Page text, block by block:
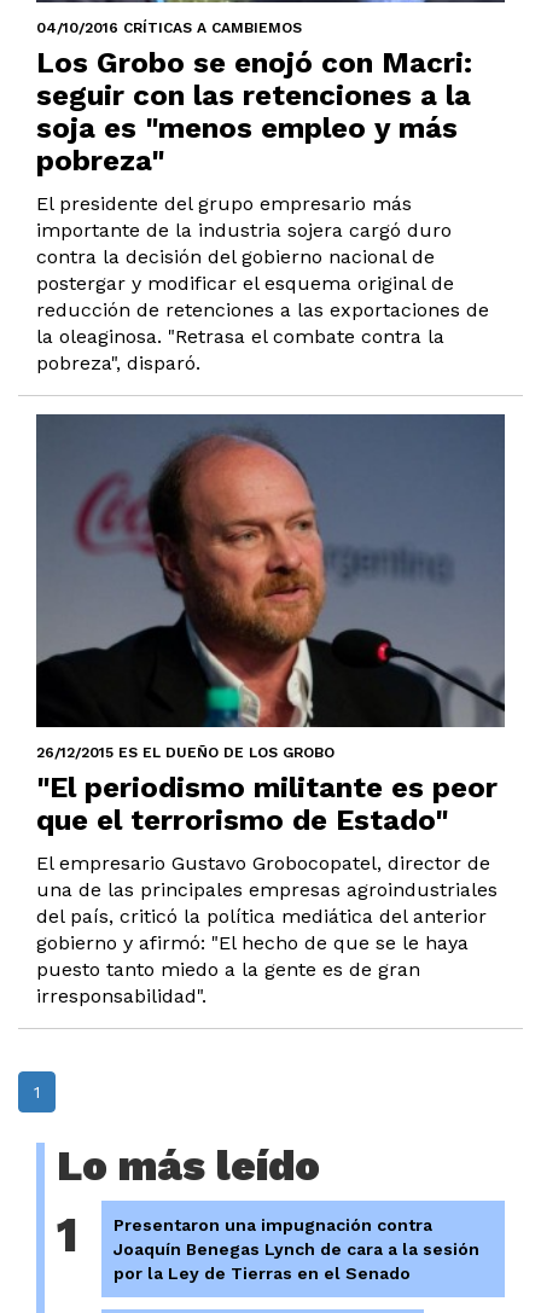
04/10/2016 CRÍTICAS A CAMBIEMOS
Los Grobo se enojó con Macri:
seguir con las retenciones a la
soja es "menos empleo y más
pobreza"
El presidente del grupo empresario más
importante de la industria sojera cargó duro
contra la decisión del gobierno nacional de
postergar y modificar el esquema original de
reducción de retenciones a las exportaciones de
la oleaginosa. "Retrasa el combate contra la
pobreza", disparó.
26/12/2015 ES EL DUEÑO DE LOS GROBO
"El periodismo militante es peor
que el terrorismo de Estado"
El empresario Gustavo Grobocopatel, director de
una de las principales empresas agroindustriales
del país, criticó la política mediática del anterior
gobierno y afirmó: "El hecho de que se le haya
puesto tanto miedo a la gente es de gran
irresponsabilidad".
1
Lo más leído
1
Presentaron una impugnación contra
Joaquín Benegas Lynch de cara a la sesión
por la Ley de Tierras en el Senado